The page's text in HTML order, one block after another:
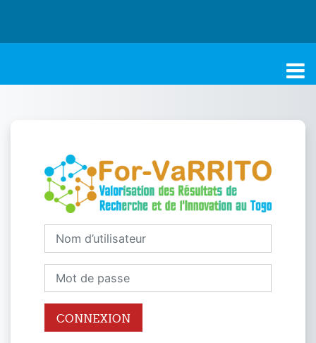
Connexion à
Nom d’utilisateur
Mot de passe
CONNEXION